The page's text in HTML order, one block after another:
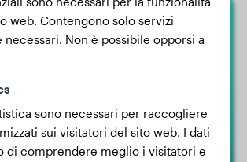
American Bully Xl
web. Contengono solo servizi
Non è possibile opporsi a
sono necessari per raccogliere
sui visitatori del sito web. I dati
di comprendere meglio i visitatori e